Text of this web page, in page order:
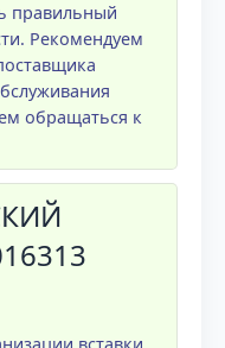
правильный
Рекомендуем
обращаться к